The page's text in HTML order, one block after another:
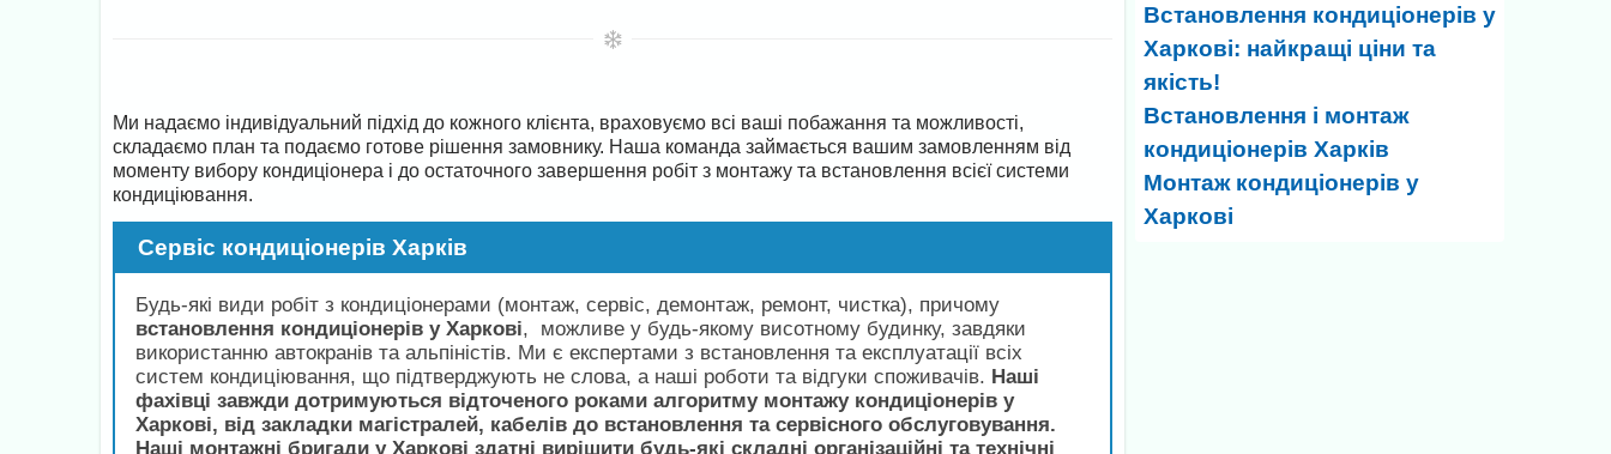
Ми надаємо індивідуальний підхід до кожного клієнта, враховуємо всі ваші побажання та можливості,
складаємо план та подаємо готове рішення замовнику. Наша команда займається вашим замовленням від
моменту вибору кондиціонера і до остаточного завершення робіт з монтажу та встановлення всієї системи
кондиціювання.
Сервіс кондиціонерів Харків
Будь-які види робіт з кондиціонерами (монтаж, сервіс, демонтаж, ремонт, чистка), причому
встановлення кондиціонерів у Харкові, можливе у будь-якому висотному будинку, завдяки
використанню автокранів та альпіністів. Ми є експертами з встановлення та експлуатації всіх
систем кондиціювання, що підтверджують не слова, а наші роботи та відгуки споживачів. Наші
фахівці завжди дотримуються відточеного роками алгоритму монтажу кондиціонерів у
Харкові, від закладки магістралей, кабелів до встановлення та сервісного обслуговування.
Наші монтажні бригади у Харкові здатні вирішити будь-які складні організаційні та технічні
Встановлення кондиціонерів у
Харкові: найкращі ціни та
якість!
Встановлення і монтаж
кондиціонерів Харків
Монтаж кондиціонерів у
Харкові